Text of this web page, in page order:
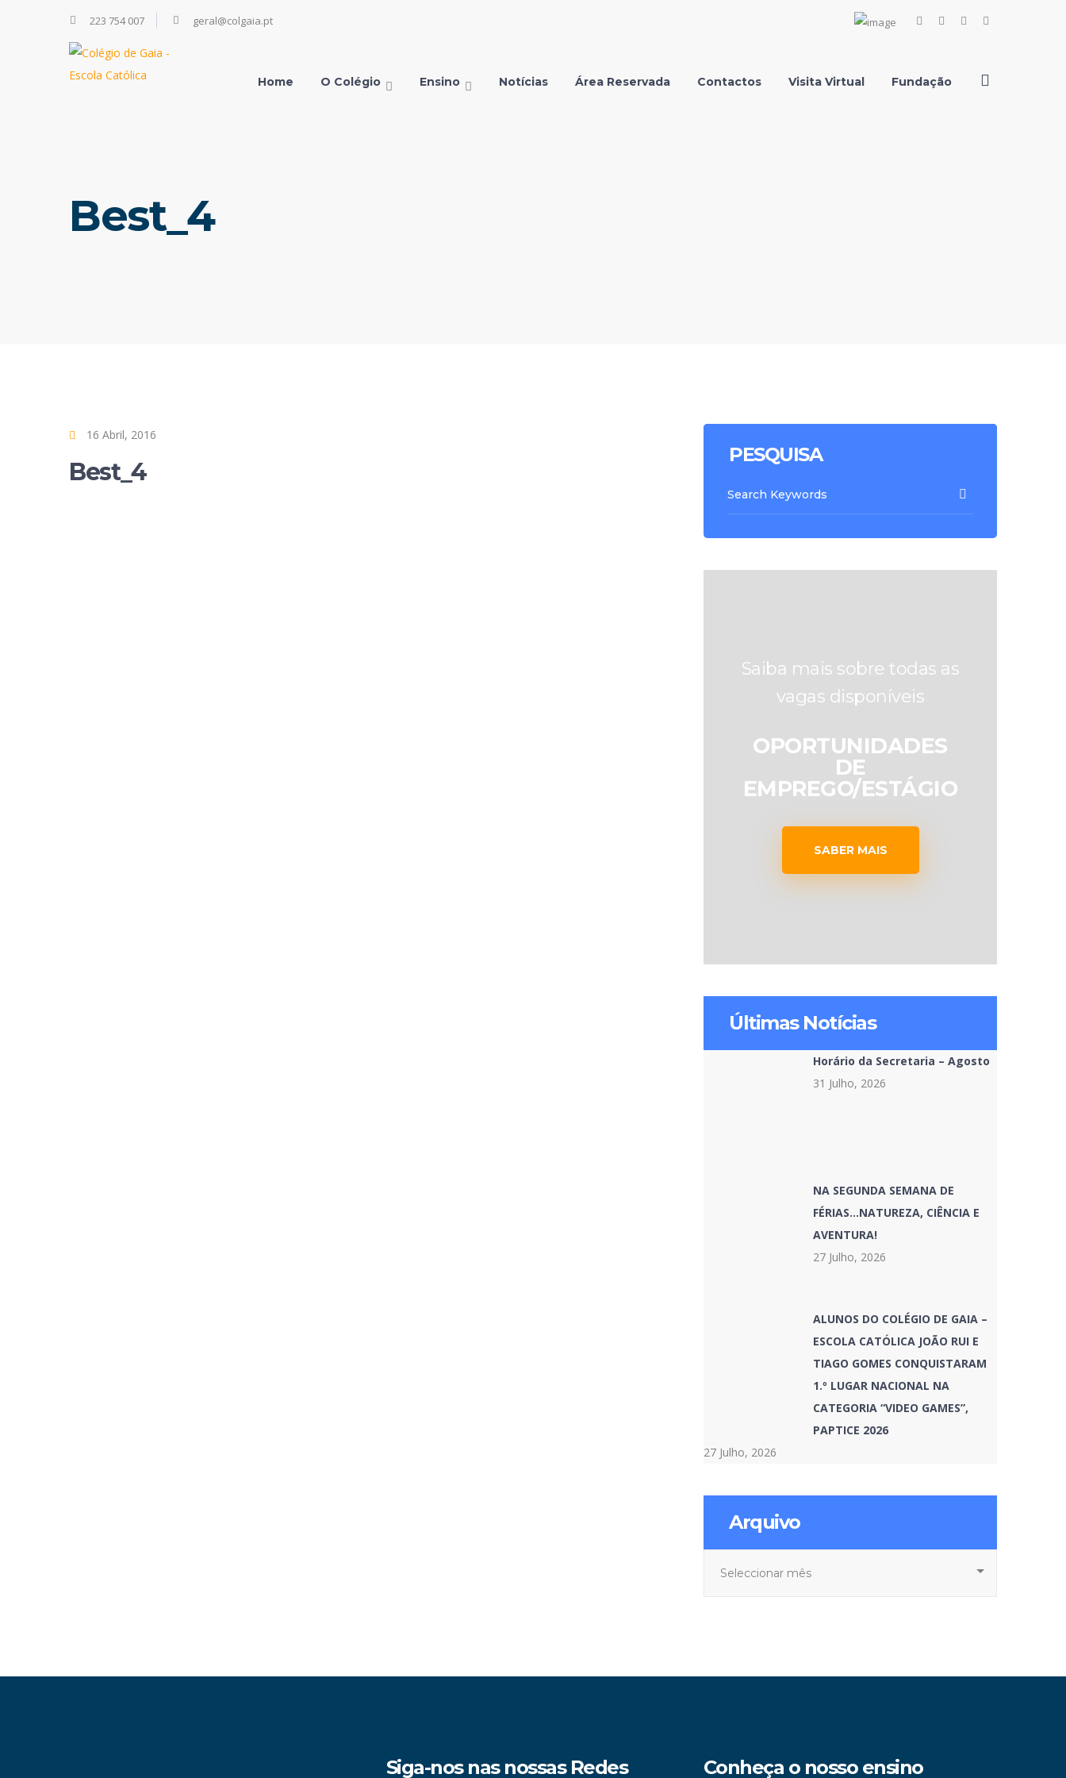
223 754 007 geral@colgaia.pt
FacebookInstagramYoutube
Home O Colégio Ensino Notícias Área Reservada Contactos Visita Virtual Fundação
Best_4
16 Abril, 2016
Best_4
PESQUISA
Saiba mais sobre todas as
vagas disponíveis
OPORTUNIDADES
DE
EMPREGO/ESTÁGIO
SABER MAIS
Últimas Notícias
Horário da Secretaria – Agosto
31 Julho, 2026
NA SEGUNDA SEMANA DE
FÉRIAS…NATUREZA, CIÊNCIA E
AVENTURA!
27 Julho, 2026
ALUNOS DO COLÉGIO DE GAIA –
ESCOLA CATÓLICA JOÃO RUI E
TIAGO GOMES CONQUISTARAM
1.º LUGAR NACIONAL NA
CATEGORIA “VIDEO GAMES”,
PAPTICE 2026
27 Julho, 2026
Arquivo
Siga-nos nas nossas Redes Conheça o nosso ensino